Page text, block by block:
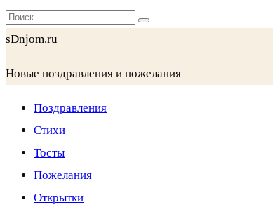
Перейти
к
Search
for:
sDnjom.ru
Новые поздравления и пожелания
Поздравления
Стихи
Тосты
Пожелания
Открытки